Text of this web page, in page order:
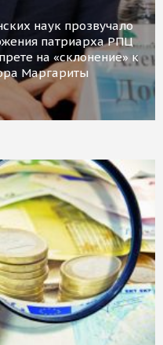
наук прозвучало
патриарха РПЦ
на «склонение» к
Маргариты